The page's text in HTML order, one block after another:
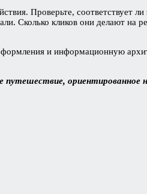
Проверьте, соответствует ли
Сколько кликов они делают на
и информационную
ориентированное